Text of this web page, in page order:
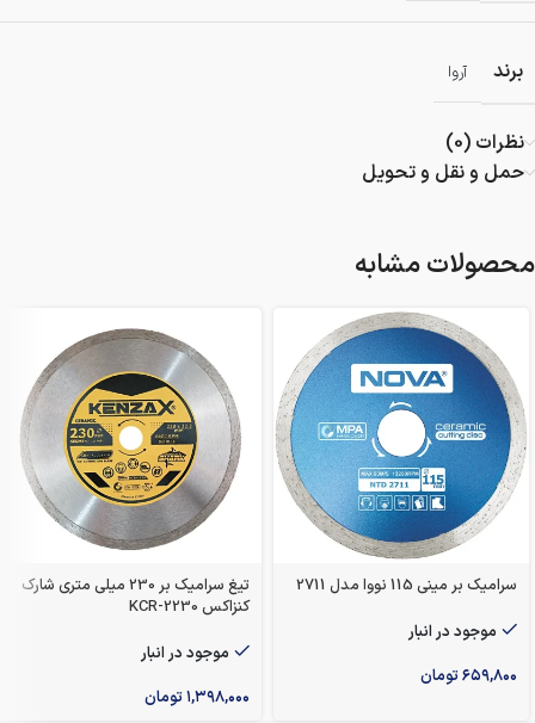
برند آروا
نظرات (0)
حمل و نقل و تحویل
محصولات مشابه
سرامیک بر مینی 115 نووا مدل 2711
موجود در انبار
۶۵۹,۸۰۰تومان
تیغ سرامیک بر 230 میلی متری شارک
کنزاکس KCR-2230
موجود در انبار
۱,۳۹۸,۰۰۰تومان